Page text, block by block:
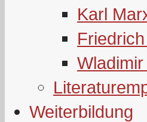
Karl
Weiterbildung